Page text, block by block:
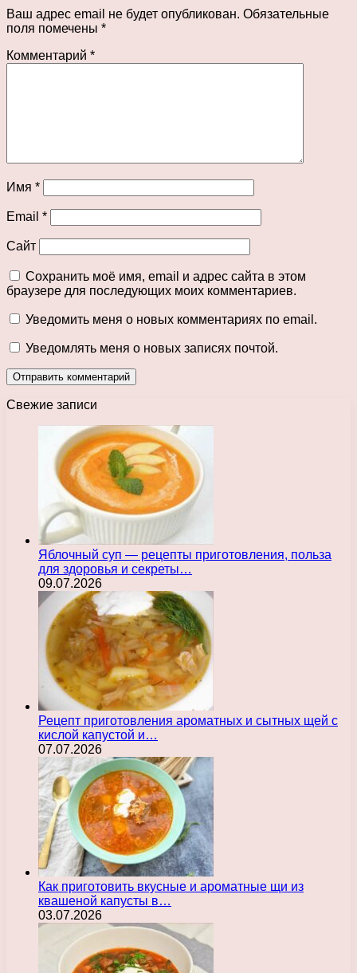
Ваш адрес email не будет опубликован. Обязательные
поля помечены *
Комментарий *
Имя *
Email *
Сайт
Сохранить моё имя, email и адрес сайта в этом
браузере для последующих моих комментариев.
Уведомить меня о новых комментариях по email.
Уведомлять меня о новых записях почтой.
Свежие записи
Яблочный суп — рецепты приготовления, польза
для здоровья и секреты…
09.07.2026
Рецепт приготовления ароматных и сытных щей с
кислой капустой и…
07.07.2026
Как приготовить вкусные и ароматные щи из
квашеной капусты в…
03.07.2026